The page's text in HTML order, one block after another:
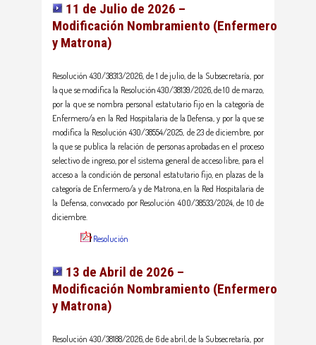
11 de Julio de 2026 –
Modificación Nombramiento (Enfermero
y Matrona)
Resolución 430/38313/2026, de 1 de julio, de la Subsecretaría, por
la que se modifica la Resolución 430/38139/2026, de 10 de marzo,
por la que se nombra personal estatutario fijo en la categoría de
Enfermero/a en la Red Hospitalaria de la Defensa, y por la que se
modifica la Resolución 430/38554/2025, de 23 de diciembre, por
la que se publica la relación de personas aprobadas en el proceso
selectivo de ingreso, por el sistema general de acceso libre, para el
acceso a la condición de personal estatutario fijo, en plazas de la
categoría de Enfermero/a y de Matrona, en la Red Hospitalaria de
la Defensa, convocado por Resolución 400/38533/2024, de 10 de
diciembre.
Resolución
13 de Abril de 2026 –
Modificación Nombramiento (Enfermero
y Matrona)
Resolución 430/38188/2026, de 6 de abril, de la Subsecretaría, por